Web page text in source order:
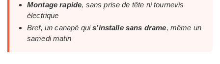
Montage rapide, sans prise de tête ni tournevis
électrique
Bref, un canapé quis’installe sans drame, même un
samedi matin